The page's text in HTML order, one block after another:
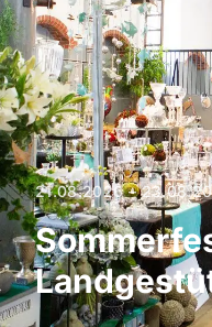
21.08.2026 –